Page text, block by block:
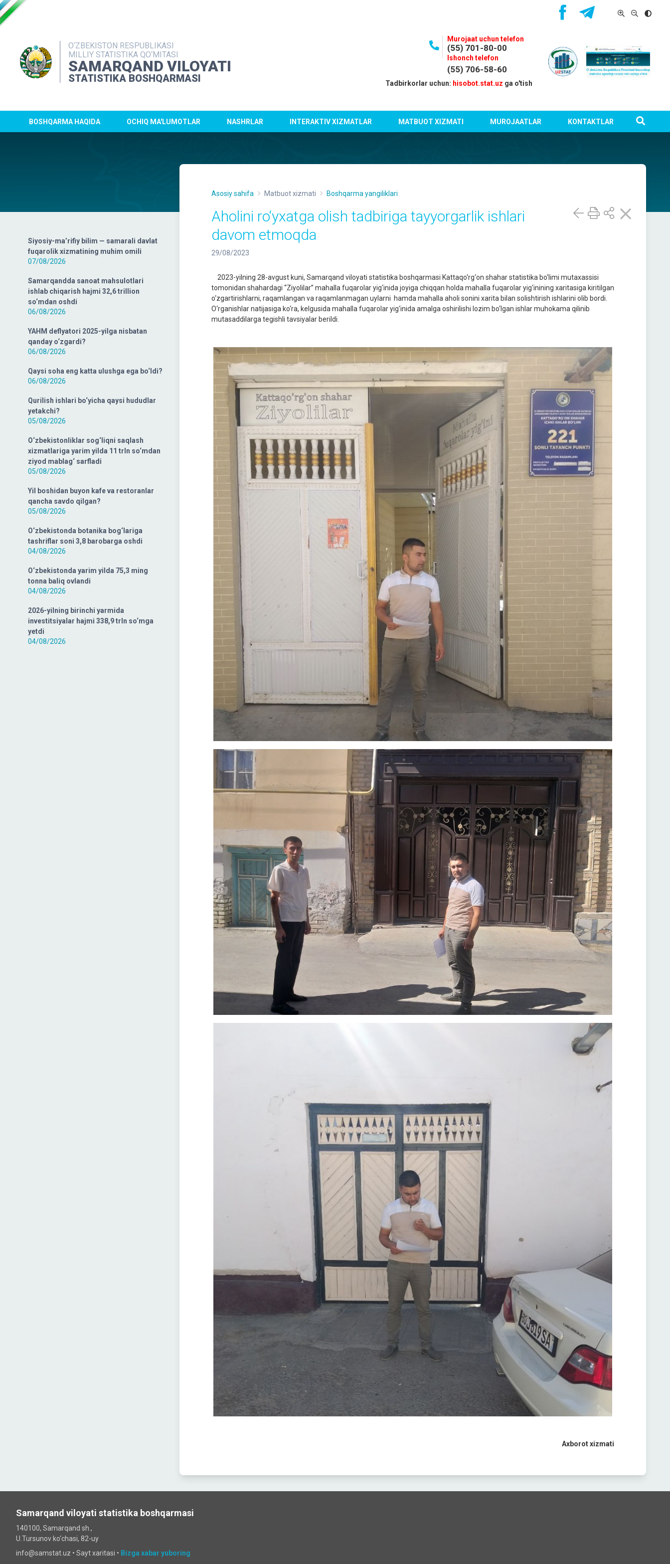
O‘ZBEKISTON RESPUBLIKASI
MILLIY STATISTIKA QO‘MITASI
SAMARQAND VILOYATI
STATISTIKA BOSHQARMASI
Murojaat uchun telefon
(55) 701-80-00
Ishonch telefon
(55) 706-58-60
Tadbirkorlar uchun: hisobot.stat.uz ga o'tish
BOSHQARMA HAQIDA OCHIQ MA'LUMOTLAR NASHRLAR INTERAKTIV XIZMATLAR MATBUOT XIZMATI MUROJAATLAR KONTAKTLAR
Siyosiy-ma’rifiy bilim — samarali davlat
fuqarolik xizmatining muhim omili
07/08/2026
Samarqandda sanoat mahsulotlari
ishlab chiqarish hajmi 32,6 trillion
so‘mdan oshdi
06/08/2026
YAHM deflyatori 2025-yilga nisbatan
qanday o‘zgardi?
06/08/2026
Qaysi soha eng katta ulushga ega bo‘ldi?
06/08/2026
Qurilish ishlari bo‘yicha qaysi hududlar
yetakchi?
05/08/2026
O‘zbekistonliklar sog‘liqni saqlash
xizmatlariga yarim yilda 11 trln so‘mdan
ziyod mablag‘ sarfladi
05/08/2026
Yil boshidan buyon kafe va restoranlar
qancha savdo qilgan?
05/08/2026
O‘zbekistonda botanika bog‘lariga
tashriflar soni 3,8 barobarga oshdi
04/08/2026
O‘zbekistonda yarim yilda 75,3 ming
tonna baliq ovlandi
04/08/2026
2026-yilning birinchi yarmida
investitsiyalar hajmi 338,9 trln so‘mga
yetdi
04/08/2026
Asosiy sahifa Matbuot xizmati Boshqarma yangiliklari
Aholini ro‘yxatga olish tadbiriga tayyorgarlik ishlari
davom etmoqda
29/08/2023
2023-yilning 28-avgust kuni, Samarqand viloyati statistika boshqarmasi Kattaqo‘rg‘on shahar statistika bo‘limi mutaxassisi
tomonidan shahardagi “Ziyolilar” mahalla fuqarolar yig‘inida joyiga chiqqan holda mahalla fuqarolar yig‘inining xaritasiga kiritilgan
o‘zgartirishlarni, raqamlangan va raqamlanmagan uylarni hamda mahalla aholi sonini xarita bilan solishtirish ishlarini olib bordi.
O‘rganishlar natijasiga ko‘ra, kelgusida mahalla fuqarolar yig‘inida amalga oshirilishi lozim bo‘lgan ishlar muhokama qilinib
mutasaddilarga tegishli tavsiyalar berildi.
Axborot xizmati
Samarqand viloyati statistika boshqarmasi
140100, Samarqand sh.,
U.Tursunov ko‘chаsi, 82-uy
info@samstat.uz • Sayt xaritasi • Bizga xabar yuboring